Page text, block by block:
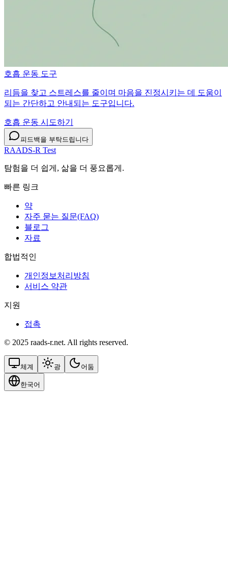
호흡 운동 도구
리듬을 찾고 스트레스를 줄이며 마음을 진정시키는 데 도움이
되는 간단하고 안내되는 도구입니다.
호흡 운동 시도하기
피드백을 부탁드립니다
RAADS-R Test
탐험을 더 쉽게, 삶을 더 풍요롭게.
빠른 링크
약
자주 묻는 질문(FAQ)
블로그
자료
합법적인
개인정보처리방침
서비스 약관
지원
접촉
© 2025 raads-r.net. All rights reserved.
체계 광 어둠
한국어